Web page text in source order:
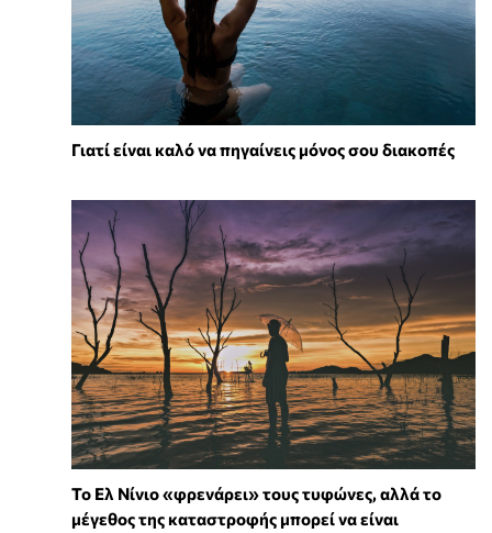
Γιατί είναι καλό να πηγαίνεις μόνος σου διακοπές
Το Ελ Νίνιο «φρενάρει» τους τυφώνες, αλλά το
μέγεθος της καταστροφής μπορεί να είναι